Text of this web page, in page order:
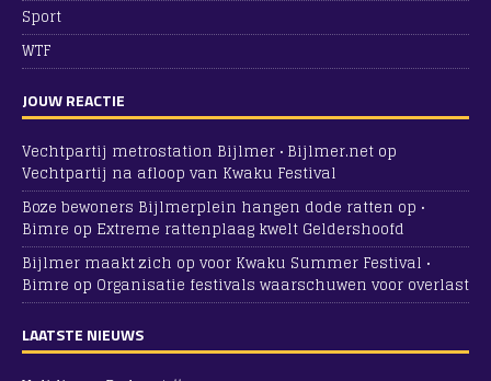
Sport
WTF
JOUW REACTIE
Vechtpartij metrostation Bijlmer • Bijlmer.net op
Vechtpartij na afloop van Kwaku Festival
Boze bewoners Bijlmerplein hangen dode ratten op •
Bimre op Extreme rattenplaag kwelt Geldershoofd
Bijlmer maakt zich op voor Kwaku Summer Festival •
Bimre op Organisatie festivals waarschuwen voor overlast
LAATSTE NIEUWS